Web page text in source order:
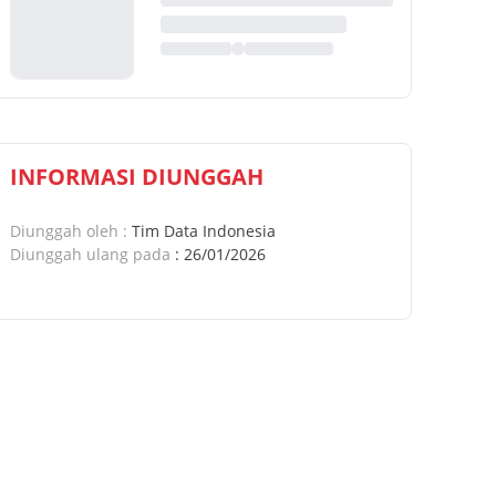
INFORMASI DIUNGGAH
Diunggah oleh : Tim Data Indonesia
Diunggah ulang pada : 26/01/2026